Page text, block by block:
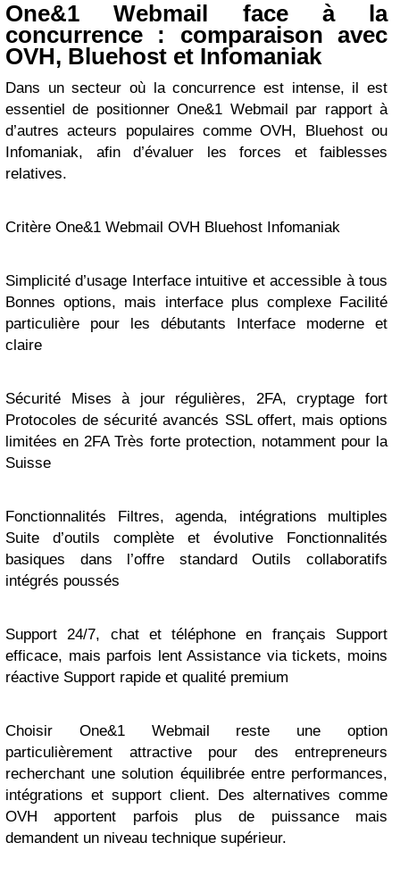
One&1 Webmail face à la
concurrence : comparaison avec
OVH, Bluehost et Infomaniak
Dans un secteur où la concurrence est intense, il est
essentiel de positionner One&1 Webmail par rapport à
d’autres acteurs populaires comme OVH, Bluehost ou
Infomaniak, afin d’évaluer les forces et faiblesses
relatives.
Critère One&1 Webmail OVH Bluehost Infomaniak
Simplicité d’usage Interface intuitive et accessible à tous
Bonnes options, mais interface plus complexe Facilité
particulière pour les débutants Interface moderne et
claire
Sécurité Mises à jour régulières, 2FA, cryptage fort
Protocoles de sécurité avancés SSL offert, mais options
limitées en 2FA Très forte protection, notamment pour la
Suisse
Fonctionnalités Filtres, agenda, intégrations multiples
Suite d’outils complète et évolutive Fonctionnalités
basiques dans l’offre standard Outils collaboratifs
intégrés poussés
Support 24/7, chat et téléphone en français Support
efficace, mais parfois lent Assistance via tickets, moins
réactive Support rapide et qualité premium
Choisir One&1 Webmail reste une option
particulièrement attractive pour des entrepreneurs
recherchant une solution équilibrée entre performances,
intégrations et support client. Des alternatives comme
OVH apportent parfois plus de puissance mais
demandent un niveau technique supérieur.